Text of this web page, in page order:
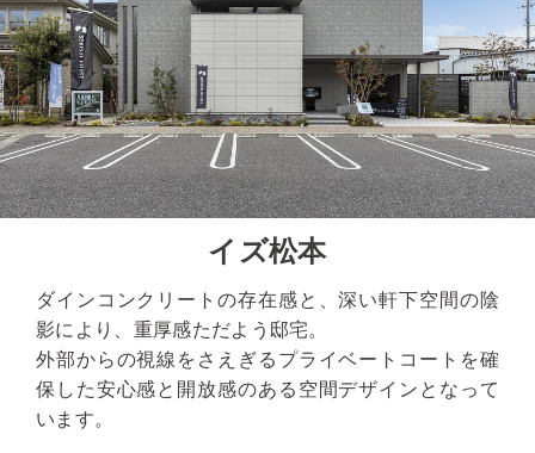
イズ松本
ダインコンクリートの存在感と、深い軒下空間の陰
影により、重厚感ただよう邸宅。
外部からの視線をさえぎるプライベートコートを確
保した安心感と開放感のある空間デザインとなって
います。